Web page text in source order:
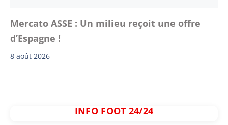
Mercato ASSE : Un milieu reçoit une offre
d’Espagne !
8 août 2026
INFO FOOT 24/24